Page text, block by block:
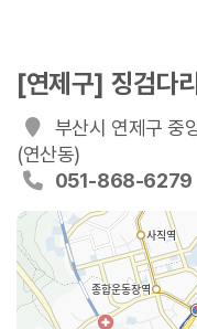
[연제구] 징검다
부산시 연제구 중
(연산동)
051-868-6279